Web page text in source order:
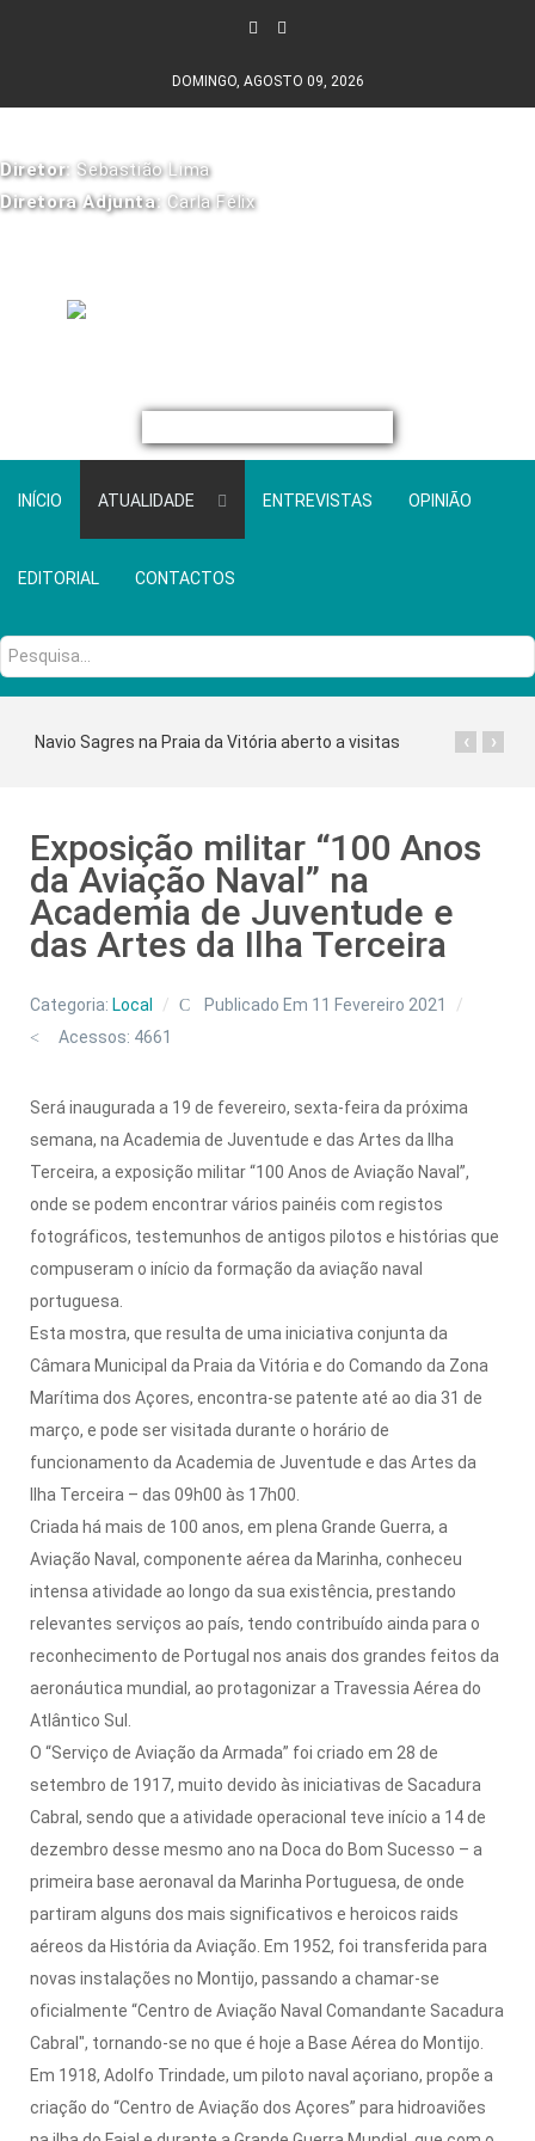
DOMINGO, AGOSTO 09, 2026
Diretor: Sebastião Lima
Diretora Adjunta: Carla Félix
INÍCIO ATUALIDADE ENTREVISTAS OPINIÃO
EDITORIAL CONTACTOS
Pesquisa...
Navio Sagres na Praia da Vitória aberto a visitas ›
‹
Exposição militar “100 Anos
da Aviação Naval” na
Academia de Juventude e
das Artes da Ilha Terceira
Categoria: Local
Publicado Em 11 Fevereiro 2021
Acessos: 4661
Será inaugurada a 19 de fevereiro, sexta-feira da próxima
semana, na Academia de Juventude e das Artes da Ilha
Terceira, a exposição militar “100 Anos de Aviação Naval”,
onde se podem encontrar vários painéis com registos
fotográficos, testemunhos de antigos pilotos e histórias que
compuseram o início da formação da aviação naval
portuguesa.
Esta mostra, que resulta de uma iniciativa conjunta da
Câmara Municipal da Praia da Vitória e do Comando da Zona
Marítima dos Açores, encontra-se patente até ao dia 31 de
março, e pode ser visitada durante o horário de
funcionamento da Academia de Juventude e das Artes da
Ilha Terceira – das 09h00 às 17h00.
Criada há mais de 100 anos, em plena Grande Guerra, a
Aviação Naval, componente aérea da Marinha, conheceu
intensa atividade ao longo da sua existência, prestando
relevantes serviços ao país, tendo contribuído ainda para o
reconhecimento de Portugal nos anais dos grandes feitos da
aeronáutica mundial, ao protagonizar a Travessia Aérea do
Atlântico Sul.
O “Serviço de Aviação da Armada” foi criado em 28 de
setembro de 1917, muito devido às iniciativas de Sacadura
Cabral, sendo que a atividade operacional teve início a 14 de
dezembro desse mesmo ano na Doca do Bom Sucesso – a
primeira base aeronaval da Marinha Portuguesa, de onde
partiram alguns dos mais significativos e heroicos raids
aéreos da História da Aviação. Em 1952, foi transferida para
novas instalações no Montijo, passando a chamar-se
oficialmente “Centro de Aviação Naval Comandante Sacadura
Cabral", tornando-se no que é hoje a Base Aérea do Montijo.
Em 1918, Adolfo Trindade, um piloto naval açoriano, propõe a
criação do “Centro de Aviação dos Açores” para hidroaviões